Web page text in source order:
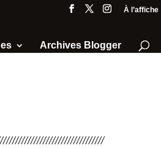
À l’affiche
Archives Blogger